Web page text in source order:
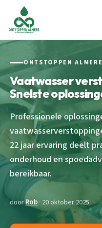
ONTSTOPPEN ALMERE
Vaatwasser
Snelste
Professionele
22 jaar ervaring deelt
onderhoud en
bereikbaar.
doorRob· 20 oktober 2025